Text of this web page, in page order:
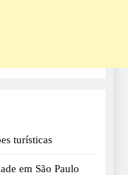
turísticas
em São Paulo